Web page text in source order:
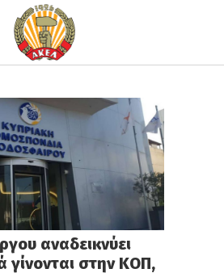
αναδεικνύει
στην ΚΟΠ,